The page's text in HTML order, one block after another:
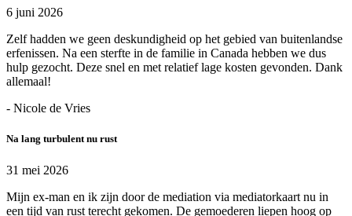
6 juni 2026
Zelf hadden we geen deskundigheid op het gebied van buitenlandse
erfenissen. Na een sterfte in de familie in Canada hebben we dus
hulp gezocht. Deze snel en met relatief lage kosten gevonden. Dank
allemaal!
- Nicole de Vries
Na lang turbulent nu rust
31 mei 2026
Mijn ex-man en ik zijn door de mediation via mediatorkaart nu in
een tijd van rust terecht gekomen. De gemoederen liepen hoog op